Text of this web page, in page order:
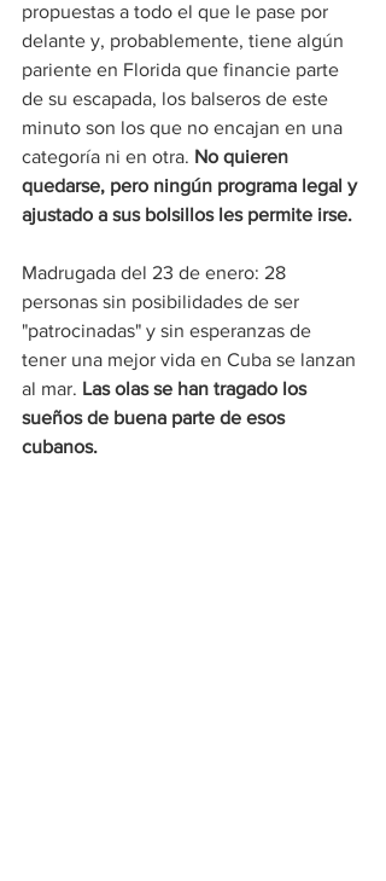
propuestas a todo el que le pase por
delante y, probablemente, tiene algún
pariente en Florida que financie parte
de su escapada, los balseros de este
minuto son los que no encajan en una
categoría ni en otra. No quieren
quedarse, pero ningún programa legal y
ajustado a sus bolsillos les permite irse.
Madrugada del 23 de enero: 28
personas sin posibilidades de ser
"patrocinadas" y sin esperanzas de
tener una mejor vida en Cuba se lanzan
al mar. Las olas se han tragado los
sueños de buena parte de esos
cubanos.